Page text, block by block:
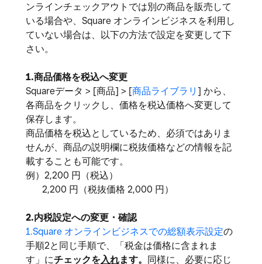
ンラインチェックアウトでは別の商品を販売して
いる場合や、Square オンラインビジネスを利用し
ていない場合は、以下の方法で設定を変更して下
さい。
1.商品価格を税込へ変更
Squareデータ > [商品] > [商品ライブラリ ] から、
各商品をクリックし、価格を税込価格へ変更して
保存します。
商品価格を税込としているため、必須ではありま
せんが、商品の説明欄に税抜価格などの情報を記
載することも可能です。
例）2,200 円（税込）
2,200 円（税抜価格 2,000 円）
2.内税設定への変更・確認
1.Square オンラインビジネスでの総額表示設定の
手順2と同じ手順で、「税金は価格に含まれま
す」にチェックを入れます。 同様に、必要に応じ